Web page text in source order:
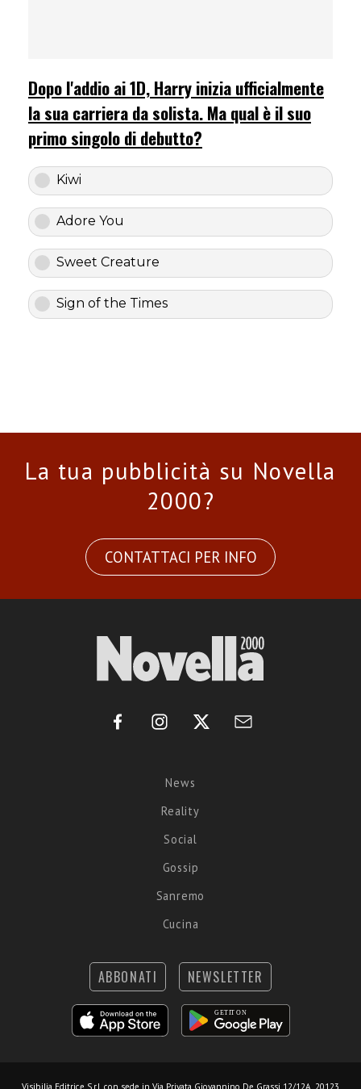
Dopo l'addio ai 1D, Harry inizia ufficialmente
la sua carriera da solista. Ma qual è il suo
primo singolo di debutto?
Kiwi
Adore You
Sweet Creature
Sign of the Times
La tua pubblicità su Novella
2000?
CONTATTACI PER INFO
News
Reality
Social
Gossip
Sanremo
Cucina
ABBONATI NEWSLETTER
Visibilia Editrice S.r.l. con sede in Via Privata Giovannino De Grassi 12/12A, 20123